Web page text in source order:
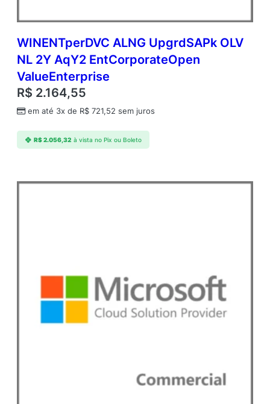
WINENTperDVC ALNG UpgrdSAPk OLV
NL 2Y AqY2 EntCorporateOpen
ValueEnterprise
R$ 2.164,55
em até 3x de R$ 721,52 sem juros
R$2.056,32 à vista no Pix ou Boleto